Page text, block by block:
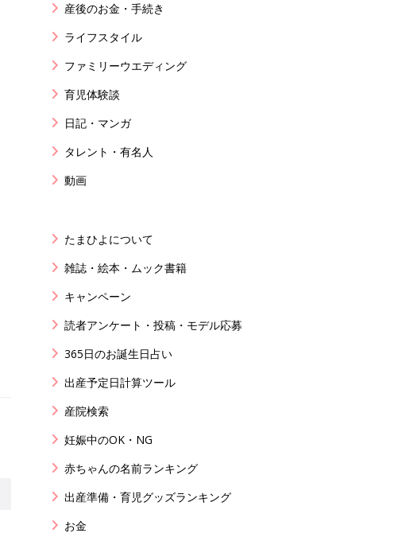
産後のお金・手続き
ライフスタイル
ファミリーウエディング
育児体験談
日記・マンガ
タレント・有名人
動画
たまひよについて
雑誌・絵本・ムック書籍
キャンペーン
読者アンケート・投稿・モデル応募
365日のお誕生日占い
出産予定日計算ツール
産院検索
妊娠中のOK・NG
赤ちゃんの名前ランキング
出産準備・育児グッズランキング
お金